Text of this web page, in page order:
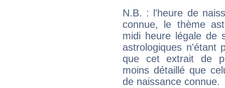
N.B. : l'heure de
connue, le thème
midi heure légale de
astrologiques n'étant
que cet extrait de
moins détaillé que
de naissance connue.